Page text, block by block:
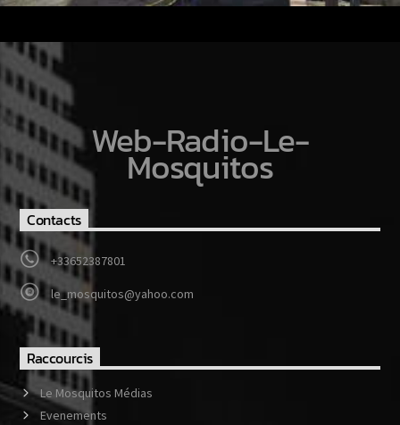
Web-Radio-Le-
Mosquitos
Contacts
+33652387801
le_mosquitos@yahoo.com
Raccourcis
Le Mosquitos Médias
Evenements